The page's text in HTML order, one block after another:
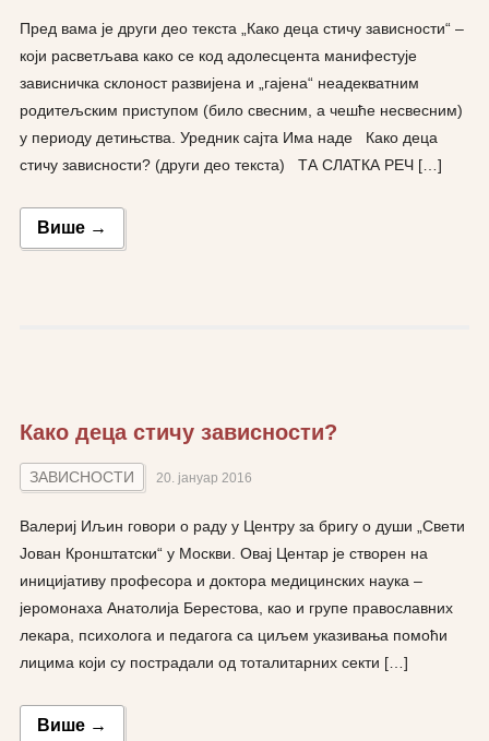
Пред вама је други део текста „Како деца стичу зависности“ –
који расветљава како се код адолесцента манифестује
зависничка склоност развијена и „гајена“ неадекватним
родитељским приступом (било свесним, а чешће несвесним)
у периоду детињства. Уредник сајта Има наде Како деца
стичу зависности? (други део текста) ТА СЛАТКА РЕЧ […]
Више →
Како деца стичу зависности?
ЗАВИСНОСТИ 20. јануар 2016
Валериј Иљин говори о раду у Центру за бригу о души „Свети
Јован Кронштатски“ у Москви. Овај Центар је створен на
иницијативу професора и доктора медицинских наука –
јеромонаха Анатолија Берестова, као и групе православних
лекара, психолога и педагога са циљем указивања помоћи
лицима који су пострадали од тоталитарних секти […]
Више →